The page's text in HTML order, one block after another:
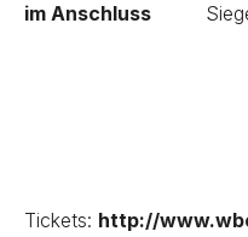
im Anschluss
Tickets: http://